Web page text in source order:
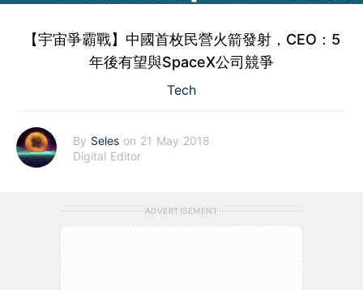
【宇宙爭霸戰】中國首枚民營火箭發射，CEO：5
年後有望與SpaceX公司競爭
Tech
By Seles on 21 May 2018
Digital Editor
ADVERTISEMENT